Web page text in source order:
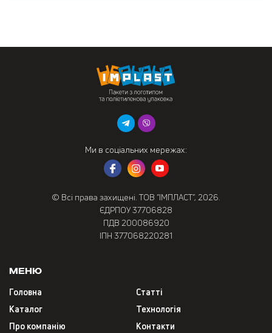
Ми в соціальних мережах:
© Всі права захищені. ТОВ “ІМПЛАСТ”, 2026.
ЄДРПОУ 37706828
ПДВ 200086920
ІПН 377068220281
Меню
Головна
Каталог
Про компанію
Статті
Технологія
Контакти